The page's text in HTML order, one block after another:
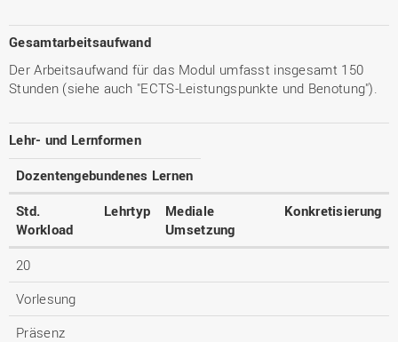
Gesamtarbeitsaufwand
Der Arbeitsaufwand für das Modul umfasst insgesamt 150
Stunden (siehe auch "ECTS-Leistungspunkte und Benotung").
Lehr- und Lernformen
Dozentengebundenes Lernen
Std.
Workload
Lehrtyp
Mediale
Umsetzung
Konkretisierung
20
Vorlesung
Präsenz